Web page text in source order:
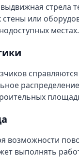
стрела
стены или
местах.
возможности
выполнять